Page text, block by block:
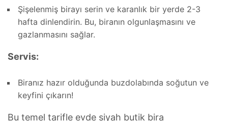
Şişelenmiş birayı serin ve karanlık bir yerde 2-3
hafta dinlendirin. Bu, biranın olgunlaşmasını ve
gazlanmasını sağlar.
Servis:
Biranız hazır olduğunda buzdolabında soğutun ve
keyfini çıkarın!
Bu temel tarifle evde siyah butik bira